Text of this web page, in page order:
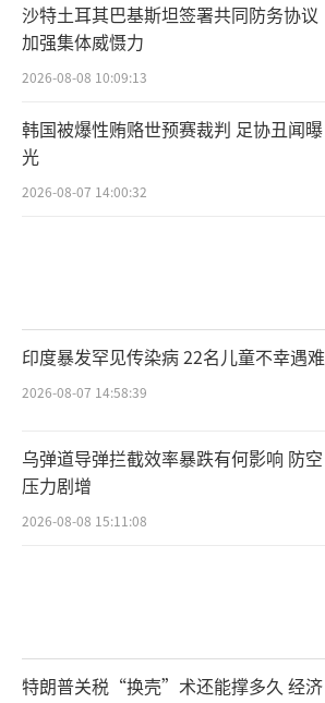
沙特土耳其巴基斯坦签署共同防务协议
加强集体威慑力
2026-08-08 10:09:13
韩国被爆性贿赂世预赛裁判 足协丑闻曝
光
2026-08-07 14:00:32
印度暴发罕见传染病 22名儿童不幸遇难
2026-08-07 14:58:39
乌弹道导弹拦截效率暴跌有何影响 防空
压力剧增
2026-08-08 15:11:08
特朗普关税“换壳”术还能撑多久 经济